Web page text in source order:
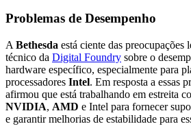
Problemas de Desempenho
A Bethesda está ciente das preocupações
técnico da Digital Foundry sobre o
hardware específico, especialmente para
processadores Intel. Em resposta a essas
afirmou que está trabalhando em estreita
NVIDIA, AMD e Intel para fornecer
e garantir melhorias de estabilidade para